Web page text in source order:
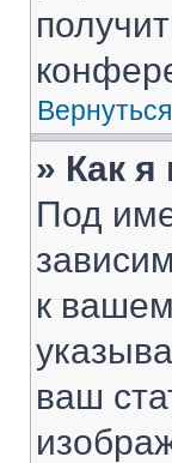
» Как
Под
к
ваш